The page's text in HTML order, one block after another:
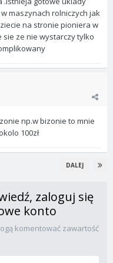
maszynach rolniczych jak
na stronie pioniera w
sie ze nie wystarczy tylko
np.w bizonie to mnie
100zł
DALEJ
zaloguj się
konto
komentować zawartość